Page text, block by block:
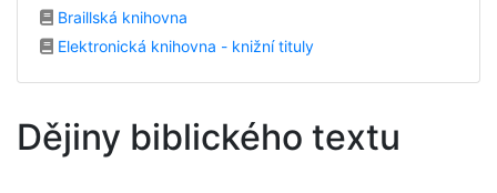
Braillská knihovna
Elektronická knihovna - knižní tituly
Dějiny biblického textu